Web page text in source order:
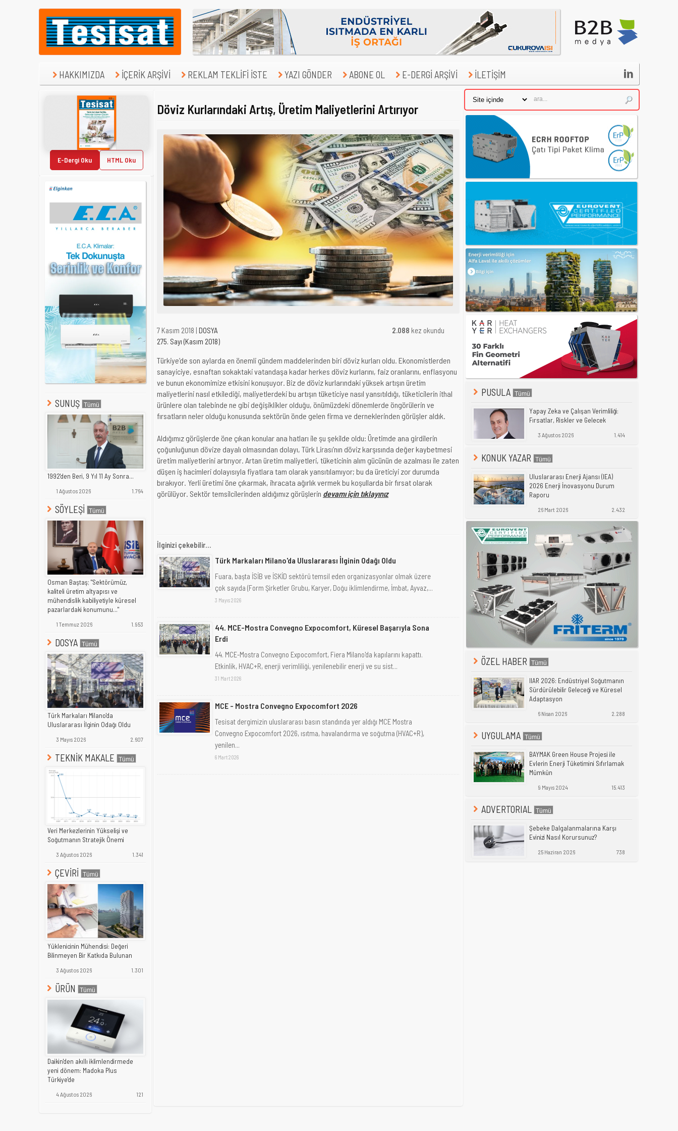
HAKKIMIZDA İÇERİK ARŞİVİ REKLAM TEKLİFİ İSTE YAZI GÖNDER ABONE OL E-DERGİ ARŞİVİ İLETİŞİM 
E-Dergi Oku HTML Oku
SUNUŞ
1992'den Beri, 9 Yıl 11 Ay Sonra...
1 Ağustos 2026 1.764
SÖYLEŞİ
Osman Baştaş; "Sektörümüz,
kaliteli üretim altyapısı ve
mühendislik kabiliyetiyle küresel
pazarlardaki konumunu..."
1 Temmuz 2026 1.953
DOSYA
Türk Markaları Milano'da
Uluslararası İlginin Odağı Oldu
3 Mayıs 2026 2.607
TEKNİK MAKALE
Veri Merkezlerinin Yükselişi ve
Soğutmanın Stratejik Önemi
3 Ağustos 2026 1.341
ÇEVİRİ
Yüklenicinin Mühendisi: Değeri
Bilinmeyen Bir Katkıda Bulunan
3 Ağustos 2026 1.301
ÜRÜN
Daikin'den akıllı iklimlendirmede
yeni dönem: Madoka Plus
Türkiye'de
4 Ağustos 2026 121
Döviz Kurlarındaki Artış, Üretim Maliyetlerini Artırıyor
7 Kasım 2018 | DOSYA
275. Sayı (Kasım 2018)
2.088 kez okundu
Türkiye’de son aylarda en önemli gündem maddelerinden biri döviz kurları oldu. Ekonomistlerden
sanayiciye, esnaftan sokaktaki vatandaşa kadar herkes döviz kurlarını, faiz oranlarını, enflasyonu
ve bunun ekonomimize etkisini konuşuyor. Biz de döviz kurlarındaki yüksek artışın üretim
maliyetlerini nasıl etkilediği, maliyetlerdeki bu artışın tüketiciye nasıl yansıtıldığı, tüketicilerin ithal
ürünlere olan talebinde ne gibi değişiklikler olduğu, önümüzdeki dönemlerde öngörülerin ve
fırsatların neler olduğu konusunda sektörün önde gelen firma ve derneklerinden görüşler aldık.
Aldığımız görüşlerde öne çıkan konular ana hatları ile şu şekilde oldu: Üretimde ana girdilerin
çoğunluğunun dövize dayalı olmasından dolayı, Türk Lirası’nın döviz karşısında değer kaybetmesi
üretim maliyetlerini artırıyor. Artan üretim maliyetleri, tüketicinin alım gücünün de azalması ile zaten
düşen iş hacimleri dolayısıyla fiyatlara tam olarak yansıtılamıyor; bu da üreticiyi zor durumda
bırakıyor. Yerli üretimi öne çıkarmak, ihracata ağırlık vermek bu koşullarda bir fırsat olarak
görülüyor. Sektör temsilcilerinden aldığımız görüşlerin devamı için tıklayınız
İlginizi çekebilir...
Türk Markaları Milano'da Uluslararası İlginin Odağı Oldu
Fuara, başta İSİB ve İSKİD sektörü temsil eden organizasyonlar olmak üzere
çok sayıda (Form Şirketler Grubu, Karyer, Doğu iklimlendirme, İmbat, Ayvaz,...
3 Mayıs 2026
44. MCE-Mostra Convegno Expocomfort, Küresel Başarıyla Sona
Erdi
44. MCE-Mostra Convegno Expocomfort, Fiera Milano'da kapılarını kapattı.
Etkinlik, HVAC+R, enerji verimliliği, yenilenebilir enerji ve su sist...
31 Mart 2026
MCE - Mostra Convegno Expocomfort 2026
Tesisat dergimizin uluslararası basın standında yer aldığı MCE Mostra
Convegno Expocomfort 2026, ısıtma, havalandırma ve soğutma (HVAC+R),
yenilen...
6 Mart 2026
PUSULA
Yapay Zeka ve Çalışan Verimliliği:
Fırsatlar, Riskler ve Gelecek
3 Ağustos 2026 1.414
KONUK YAZAR
Uluslararası Enerji Ajansı (IEA)
2026 Enerji İnovasyonu Durum
Raporu
26 Mart 2026 2.432
ÖZEL HABER
IIAR 2026: Endüstriyel Soğutmanın
Sürdürülebilir Geleceği ve Küresel
Adaptasyon
6 Nisan 2026 2.288
UYGULAMA
BAYMAK Green House Projesi ile
Evlerin Enerji Tüketimini Sıfırlamak
Mümkün
9 Mayıs 2024 15.413
ADVERTORIAL
Şebeke Dalgalanmalarına Karşı
Evinizi Nasıl Korursunuz?
25 Haziran 2026 738